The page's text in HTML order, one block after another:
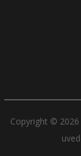
Copyright © 2026